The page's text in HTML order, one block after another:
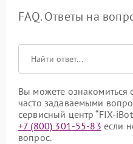
FAQ. Ответы на
Вы можете
часто задаваемыми
сервисный центр “FIX-
+7 (800) 301-55-83 если
вопрос.